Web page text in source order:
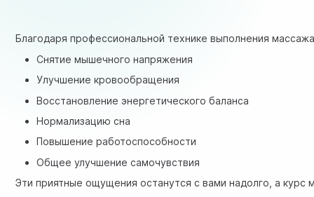
Благодаря профессиональной технике выполнения
Снятие мышечного напряжения
Улучшение кровообращения
Восстановление энергетического баланса
Нормализацию сна
Повышение работоспособности
Общее улучшение самочувствия
Эти приятные ощущения останутся с вами надолго, а